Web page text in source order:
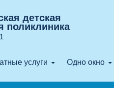
детская
поликлиника
услуги Одно окно